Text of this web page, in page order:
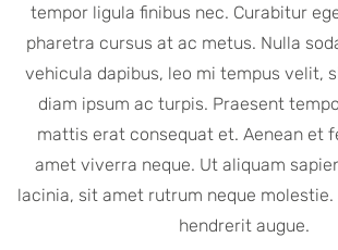
tempor ligula finibus nec. Curabitur
pharetra cursus at ac metus. Nulla
vehicula dapibus, leo mi tempus velit,
diam ipsum ac turpis. Praesent
mattis erat consequat et. Aenean et
amet viverra neque. Ut aliquam
lacinia, sit amet rutrum neque molestie.
hendrerit augue.